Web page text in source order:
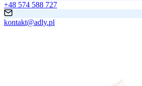
+48 574 588 727
kontakt@adly.pl